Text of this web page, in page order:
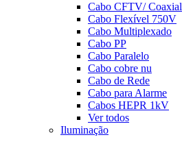
Cabo CFTV/ Coaxial
Cabo Flexível 750V
Cabo Multiplexado
Cabo PP
Cabo Paralelo
Cabo cobre nu
Cabo de Rede
Cabo para Alarme
Cabos HEPR 1kV
Ver todos
Iluminação